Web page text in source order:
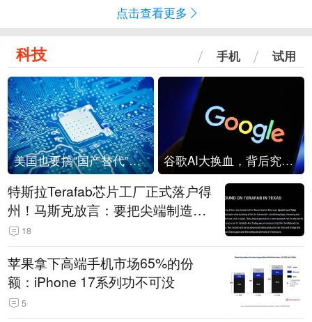
点击查看更多
科技 手机 试用
美国也要搞“国产替代”？先算清三笔账 谷歌AI大换血，背后究竟发生了什么？
特斯拉Terafab芯片工厂正式落户得
州！马斯克放言：要把尖端制造带
回美国
18
苹果拿下高端手机市场65%的份
额：iPhone 17系列功不可没
5